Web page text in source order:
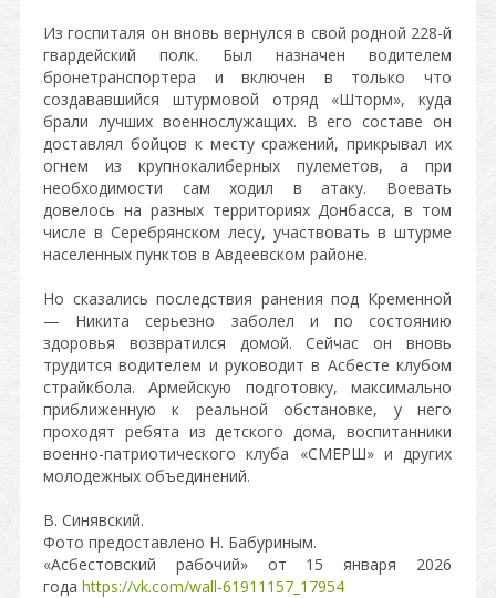
Из госпиталя он вновь вернулся в свой родной 228-й
гвардейский полк. Был назначен водителем
бронетранспортера и включен в только что
создававшийся штурмовой отряд «Шторм», куда
брали лучших военнослужащих. В его составе он
доставлял бойцов к месту сражений, прикрывал их
огнем из крупнокалиберных пулеметов, а при
необходимости сам ходил в атаку. Воевать
довелось на разных территориях Донбасса, в том
числе в Серебрянском лесу, участвовать в штурме
населенных пунктов в Авдеевском районе.
Но сказались последствия ранения под Кременной
— Никита серьезно заболел и по состоянию
здоровья возвратился домой. Сейчас он вновь
трудится водителем и руководит в Асбесте клубом
страйкбола. Армейскую подготовку, максимально
приближенную к реальной обстановке, у него
проходят ребята из детского дома, воспитанники
военно-патриотического клуба «СМЕРШ» и других
молодежных объединений.
В. Синявский.
Фото предоставлено Н. Бабуриным.
«Асбестовский рабочий» от 15 января 2026
года https://vk.com/wall-61911157_17954